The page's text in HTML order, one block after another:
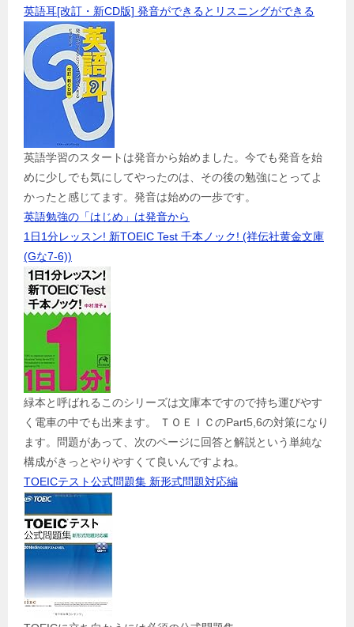
英語耳[改訂・新CD版] 発音ができるとリスニングができる
英語学習のスタートは発音から始めました。今でも発音を始
めに少しでも気にしてやったのは、その後の勉強にとってよ
かったと感じてます。発音は始めの一歩です。
英語勉強の「はじめ」は発音から
1日1分レッスン! 新TOEIC Test 千本ノック! (祥伝社黄金文庫
(Gな7-6))
緑本と呼ばれるこのシリーズは文庫本ですので持ち運びやす
く電車の中でも出来ます。 ＴＯＥＩＣのPart5,6の対策になり
ます。問題があって、次のページに回答と解説という単純な
構成がきっとやりやすくて良いんですよね。
TOEICテスト公式問題集 新形式問題対応編